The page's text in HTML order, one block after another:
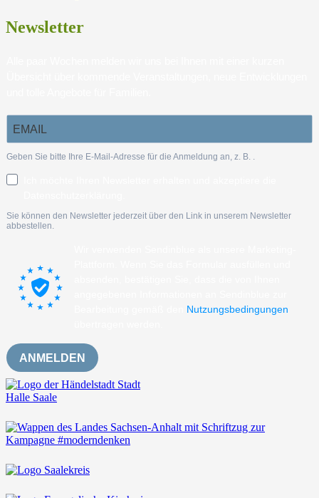
Newsletter
Geben Sie bitte Ihre E-Mail-Adresse für die Anmeldung an, z. B. .
Sie können den Newsletter jederzeit über den Link in unserem Newsletter
abbestellen.
Nutzungsbedingungen
ANMELDEN